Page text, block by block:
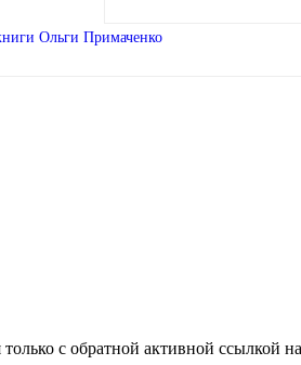
Ольги Примаченко
с обратной активной